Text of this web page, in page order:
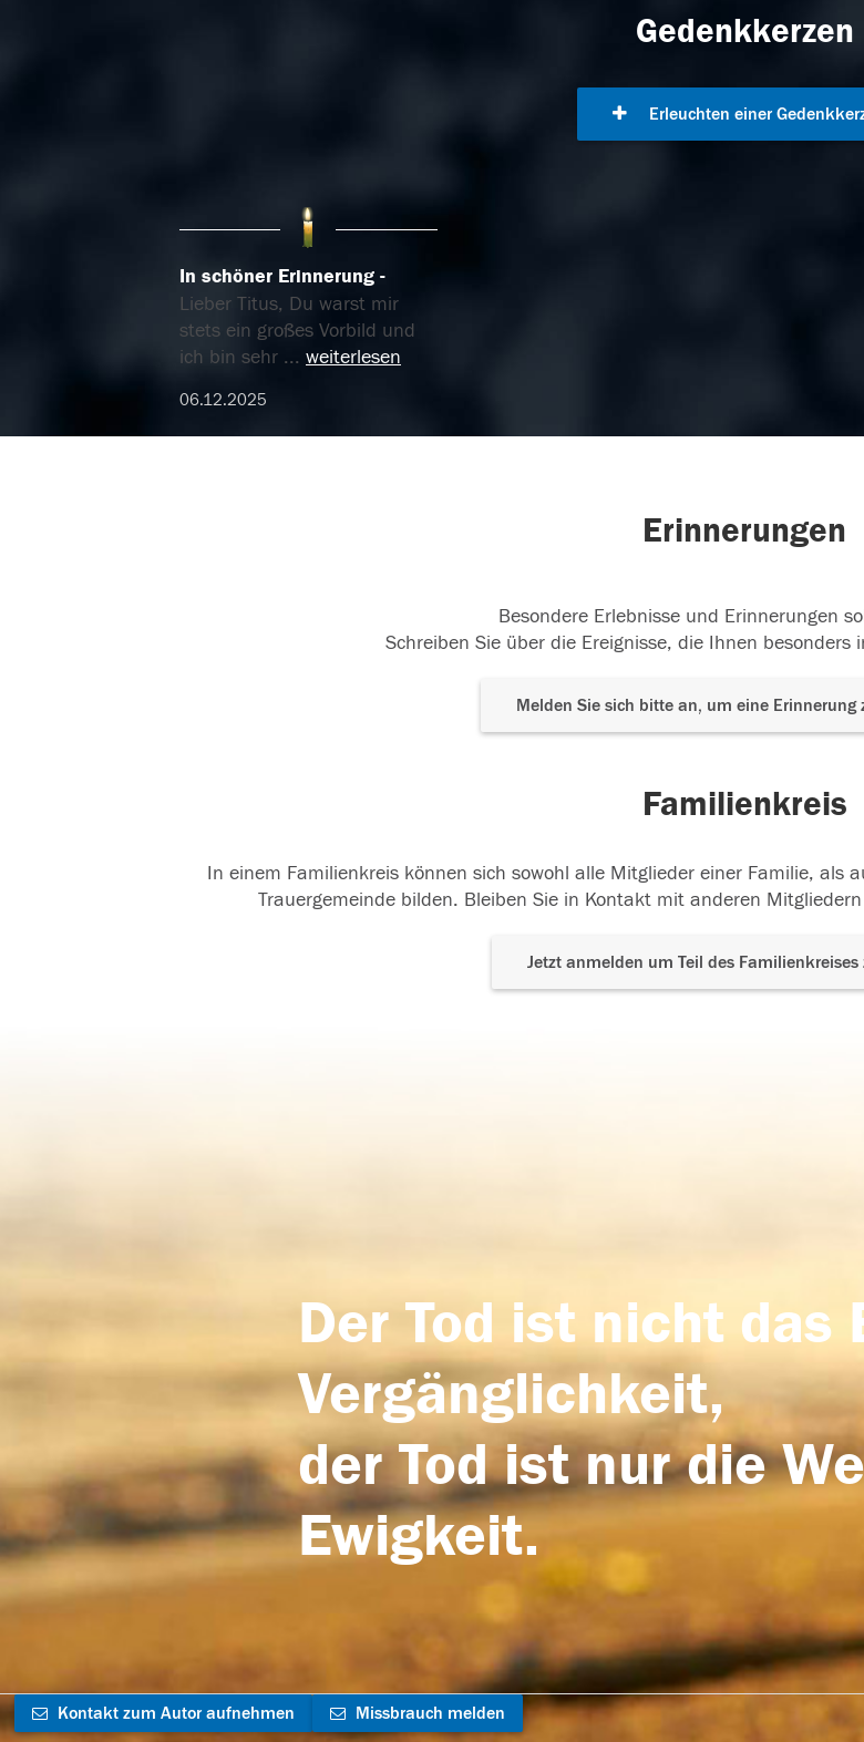
Gedenkkerzen
Erleuchten einer
In schöner Erinnerung
Lieber Titus, Du warst mir
stets ein großes Vorbild und
ich bin sehr ... weiterlesen
06.12.2025
Erinnerungen
Besondere Erlebnisse und Erinnerungen
Schreiben Sie über die Ereignisse, die Ihnen besonders
Melden Sie sich bitte an, um eine Erinnerung
Familienkreis
In einem Familienkreis können sich sowohl alle Mitglieder einer Familie, als
Trauergemeinde bilden. Bleiben Sie in Kontakt mit anderen
Jetzt anmelden um Teil des Familienkreises
Der Tod ist nicht das
Vergänglichkeit,
der Tod ist nur die
Ewigkeit.
Kontakt zum Autor aufnehmen Missbrauch melden